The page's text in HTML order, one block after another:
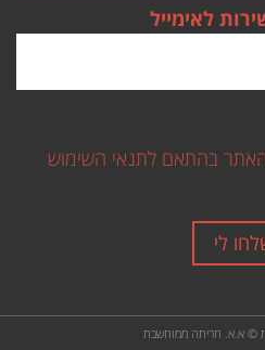
לאימייל
בהתאם לתנאי השימוש
לי
© א.א. חריתה ממוחשבת